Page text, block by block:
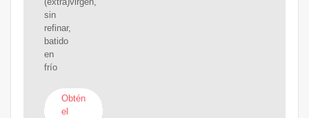
sin
refinar,
batido
en
frío
Obtén
el